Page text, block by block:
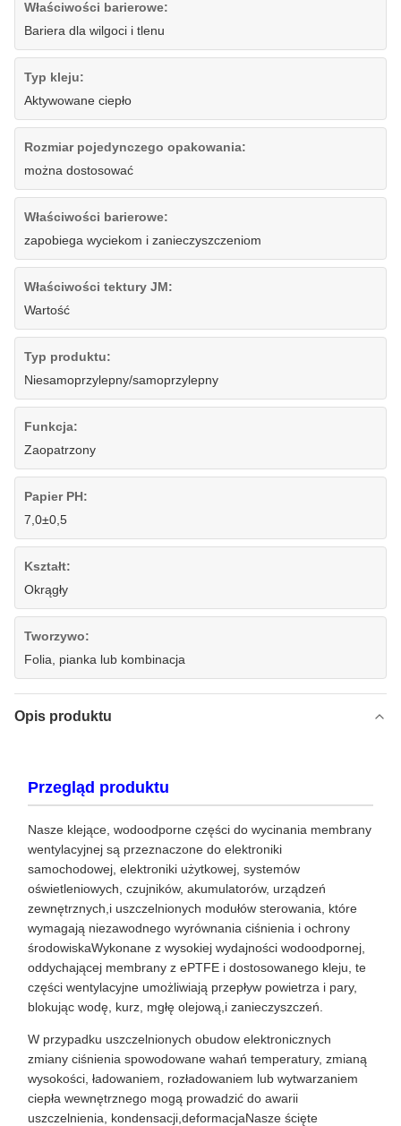
Właściwości barierowe:
Bariera dla wilgoci i tlenu
Typ kleju:
Aktywowane ciepło
Rozmiar pojedynczego opakowania:
można dostosować
Właściwości barierowe:
zapobiega wyciekom i zanieczyszczeniom
Właściwości tektury JM:
Wartość
Typ produktu:
Niesamoprzylepny/samoprzylepny
Funkcja:
Zaopatrzony
Papier PH:
7,0±0,5
Kształt:
Okrągły
Tworzywo:
Folia, pianka lub kombinacja
Opis produktu
Przegląd produktu
Nasze klejące, wodoodporne części do wycinania membrany
wentylacyjnej są przeznaczone do elektroniki
samochodowej, elektroniki użytkowej, systemów
oświetleniowych, czujników, akumulatorów, urządzeń
zewnętrznych,i uszczelnionych modułów sterowania, które
wymagają niezawodnego wyrównania ciśnienia i ochrony
środowiskaWykonane z wysokiej wydajności wodoodpornej,
oddychającej membrany z ePTFE i dostosowanego kleju, te
części wentylacyjne umożliwiają przepływ powietrza i pary,
blokując wodę, kurz, mgłę olejową,i zanieczyszczeń.
W przypadku uszczelnionych obudow elektronicznych
zmiany ciśnienia spowodowane wahań temperatury, zmianą
wysokości, ładowaniem, rozładowaniem lub wytwarzaniem
ciepła wewnętrznego mogą prowadzić do awarii
uszczelnienia, kondensacji,deformacjaNasze ścięte